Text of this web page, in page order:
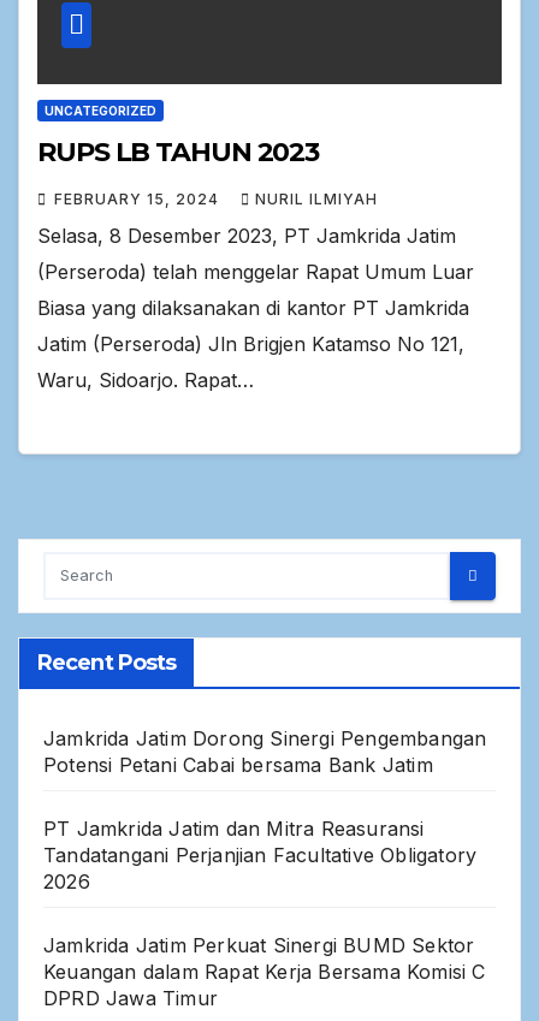
UNCATEGORIZED
RUPS LB TAHUN 2023
FEBRUARY 15, 2024 NURIL ILMIYAH
Selasa, 8 Desember 2023, PT Jamkrida Jatim
(Perseroda) telah menggelar Rapat Umum Luar
Biasa yang dilaksanakan di kantor PT Jamkrida
Jatim (Perseroda) Jln Brigjen Katamso No 121,
Waru, Sidoarjo. Rapat…
Recent Posts
Jamkrida Jatim Dorong Sinergi Pengembangan
Potensi Petani Cabai bersama Bank Jatim
PT Jamkrida Jatim dan Mitra Reasuransi
Tandatangani Perjanjian Facultative Obligatory
2026
Jamkrida Jatim Perkuat Sinergi BUMD Sektor
Keuangan dalam Rapat Kerja Bersama Komisi C
DPRD Jawa Timur